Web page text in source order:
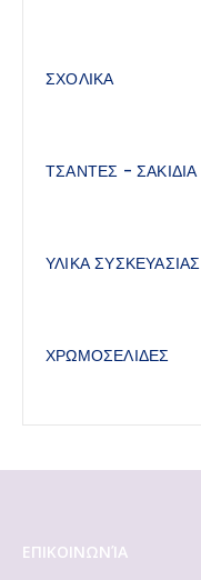
ΣΧΟΛΙΚΑ
ΤΣΑΝΤΕΣ - ΣΑΚΙΔΙΑ
ΥΛΙΚΑ ΣΥΣΚΕΥΑΣΙΑΣ
ΧΡΩΜΟΣΕΛΙΔΕΣ
ΕΠΙΚΟΙΝΩΝΊΑ